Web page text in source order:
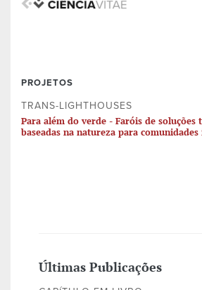
PROJETOS
TRANS-LIGHTHOUSES
Para além do verde - Faróis de soluções
baseadas na natureza para comunidades
Últimas Publicações